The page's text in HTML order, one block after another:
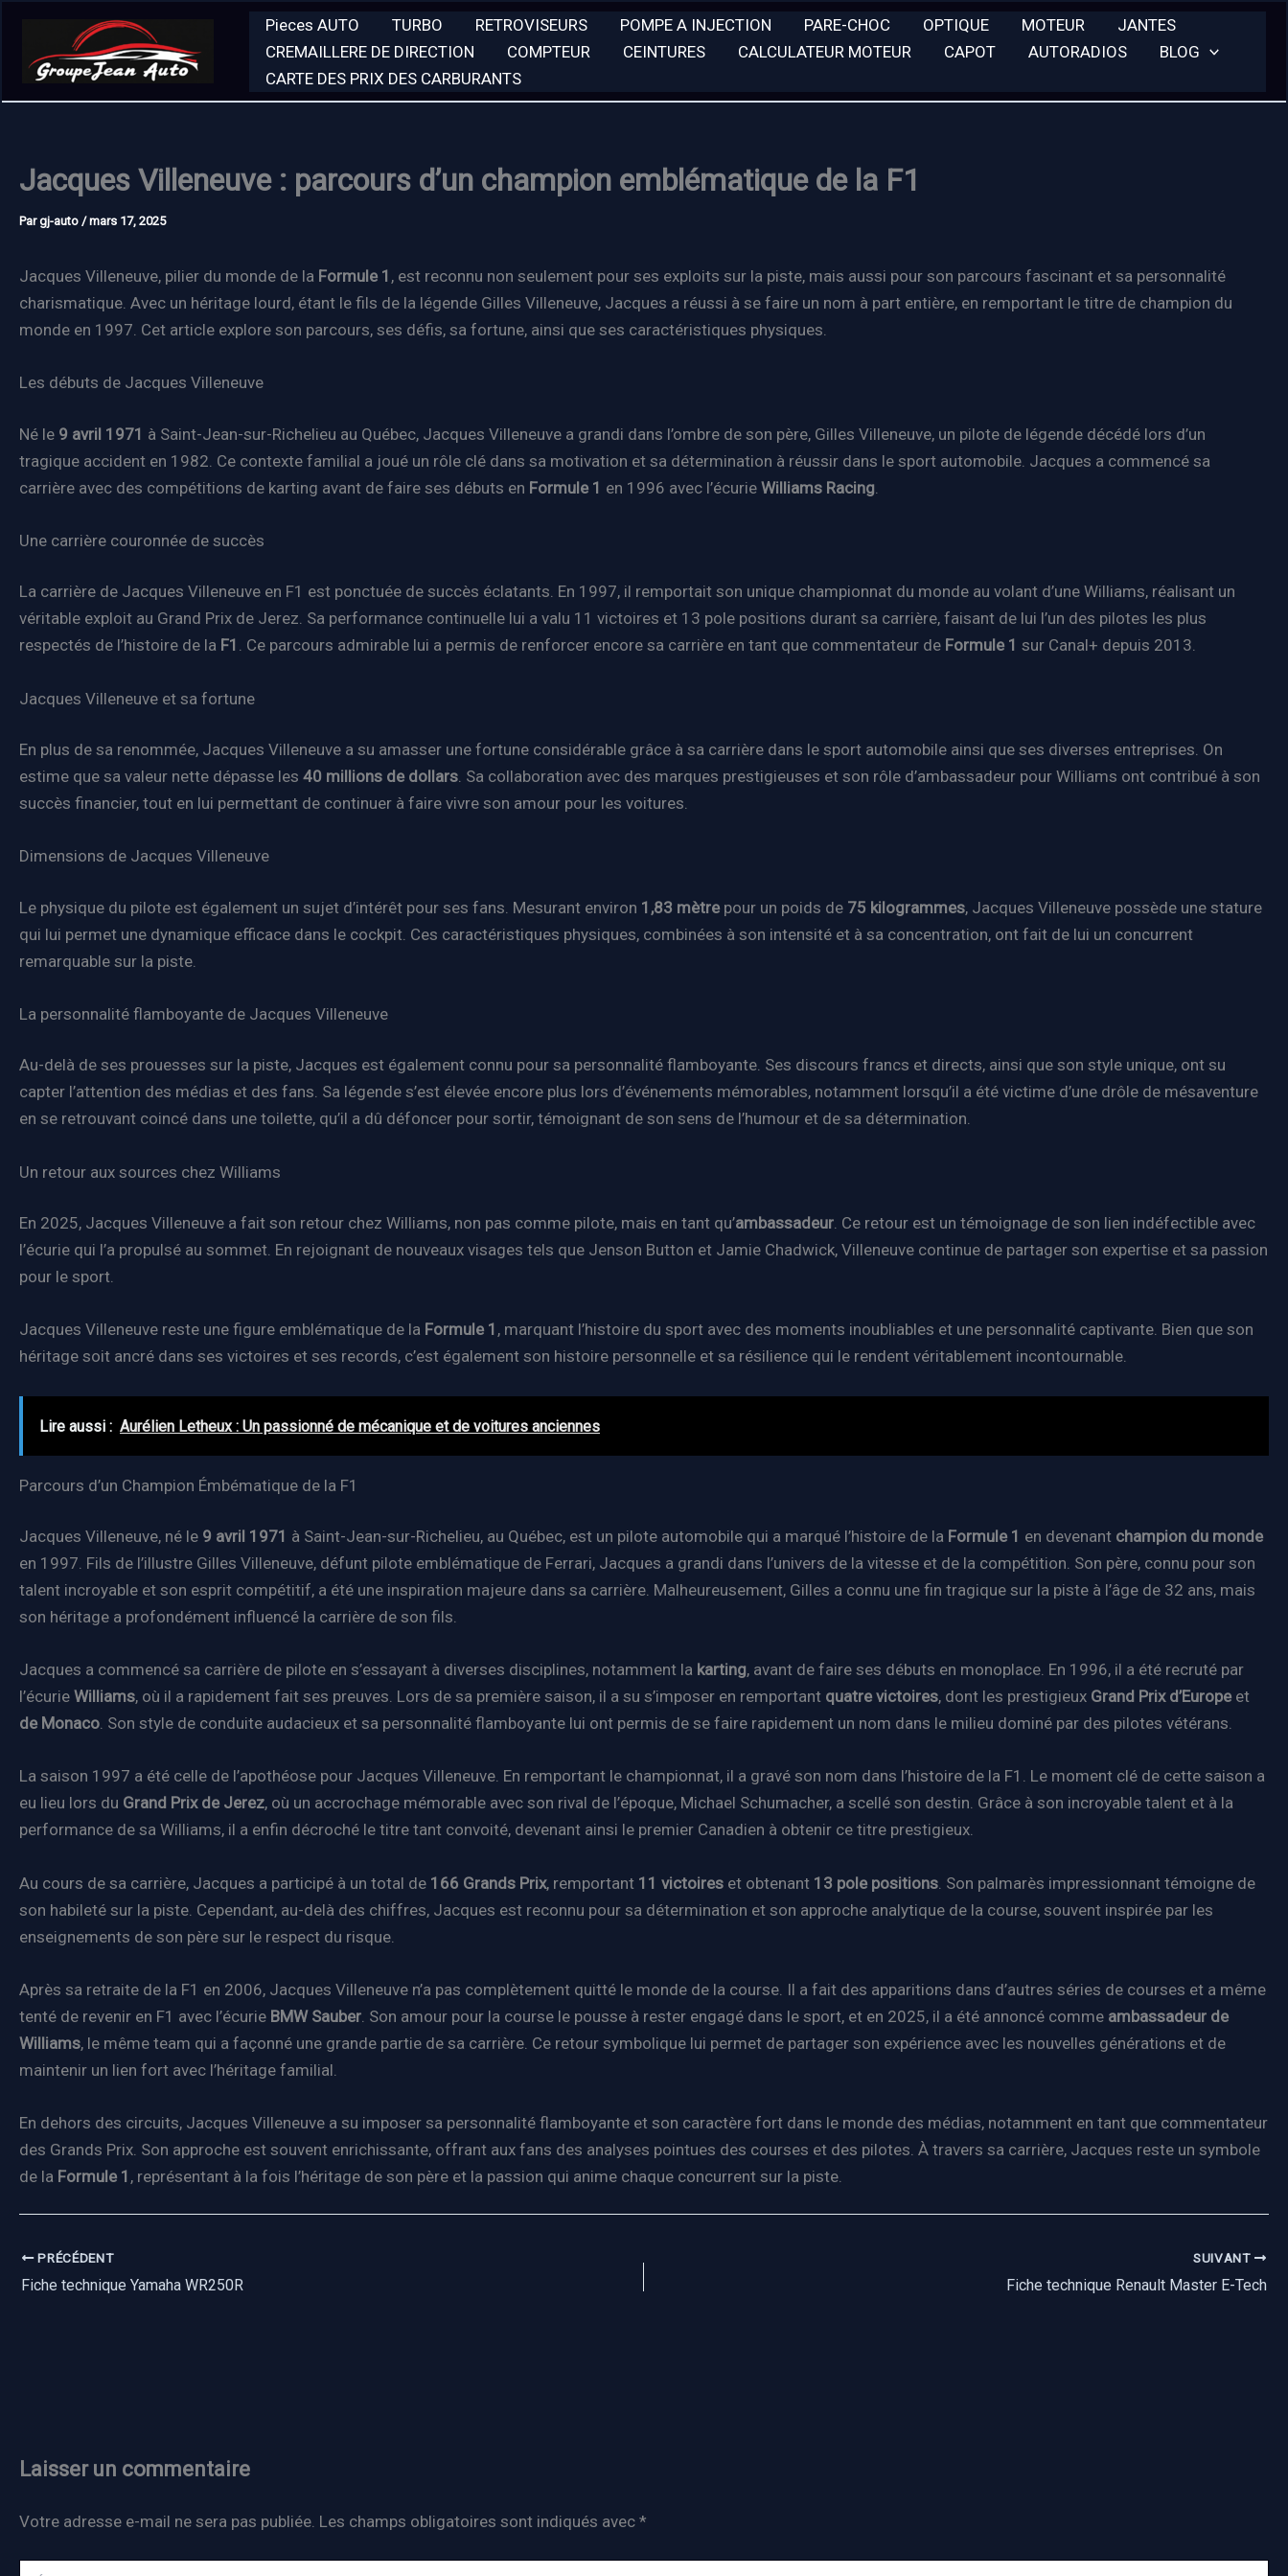
contenu
Pieces AUTO TURBO RETROVISEURS POMPE A INJECTION PARE-CHOC OPTIQUE MOTEUR
JANTES
CREMAILLERE DE DIRECTION
COMPTEUR CEINTURES CALCULATEUR MOTEUR CAPOT AUTORADIOS
BLOG
CARTE DES PRIX DES CARBURANTS
Jacques Villeneuve : parcours d’un champion emblématique de la F1
Pargj-auto /mars 17, 2025
Jacques Villeneuve, pilier du monde de la Formule 1 , est reconnu non seulement pour ses exploits sur la piste, mais aussi pour son parcours fascinant et sa personnalité
charismatique. Avec un héritage lourd, étant le fils de la légende Gilles Villeneuve, Jacques a réussi à se faire un nom à part entière, en remportant le titre de champion du
monde en 1997. Cet article explore son parcours, ses défis, sa fortune, ainsi que ses caractéristiques physiques.
Les débuts de Jacques Villeneuve
Né le 9 avril 1971 à Saint-Jean-sur-Richelieu au Québec, Jacques Villeneuve a grandi dans l’ombre de son père, Gilles Villeneuve, un pilote de légende décédé lors d’un
tragique accident en 1982. Ce contexte familial a joué un rôle clé dans sa motivation et sa détermination à réussir dans le sport automobile. Jacques a commencé sa
carrière avec des compétitions de karting avant de faire ses débuts en Formule 1 en 1996 avec l’écurie Williams Racing
Une carrière couronnée de succès
La carrière de Jacques Villeneuve en F1 est ponctuée de succès éclatants. En 1997, il remportait son unique championnat du monde au volant d’une Williams, réalisant un
véritable exploit au Grand Prix de Jerez. Sa performance continuelle lui a valu 11 victoires et 13 pole positions durant sa carrière, faisant de lui l’un des pilotes les plus
respectés de l’histoire de la F1 . Ce parcours admirable lui a permis de renforcer encore sa carrière en tant que commentateur de Formule 1 sur Canal+ depuis 2013.
Jacques Villeneuve et sa fortune
En plus de sa renommée, Jacques Villeneuve a su amasser une fortune considérable grâce à sa carrière dans le sport automobile ainsi que ses diverses entreprises. On
estime que sa valeur nette dépasse les 40 millions de dollars. Sa collaboration avec des marques prestigieuses et son rôle d’ambassadeur pour Williams ont contribué à son
succès financier, tout en lui permettant de continuer à faire vivre son amour pour les voitures.
Dimensions de Jacques Villeneuve
Le physique du pilote est également un sujet d’intérêt pour ses fans. Mesurant environ 1,83 mètrepour un poids de 75 kilogrammes, Jacques Villeneuve possède une stature
qui lui permet une dynamique efficace dans le cockpit. Ces caractéristiques physiques, combinées à son intensité et à sa concentration, ont fait de lui un concurrent
remarquable sur la piste.
La personnalité flamboyante de Jacques Villeneuve
Au-delà de ses prouesses sur la piste, Jacques est également connu pour sa personnalité flamboyante. Ses discours francs et directs, ainsi que son style unique, ont su
capter l’attention des médias et des fans. Sa légende s’est élevée encore plus lors d’événements mémorables, notamment lorsqu’il a été victime d’une drôle de mésaventure
en se retrouvant coincé dans une toilette, qu’il a dû défoncer pour sortir, témoignant de son sens de l’humour et de sa détermination.
Un retour aux sources chez Williams
En 2025, Jacques Villeneuve a fait son retour chez Williams, non pas comme pilote, mais en tant qu’ambassadeur. Ce retour est un témoignage de son lien indéfectible avec
l’écurie qui l’a propulsé au sommet. En rejoignant de nouveaux visages tels que Jenson Button et Jamie Chadwick, Villeneuve continue de partager son expertise et sa passion
pour le sport.
Jacques Villeneuve reste une figure emblématique de la Formule 1 , marquant l’histoire du sport avec des moments inoubliables et une personnalité captivante. Bien que son
héritage soit ancré dans ses victoires et ses records, c’est également son histoire personnelle et sa résilience qui le rendent véritablement incontournable.
Lire aussi : Aurélien Letheux : Un passionné de mécanique et de voitures anciennes
Parcours d’un Champion Émbématique de la F1
Jacques Villeneuve, né le 9 avril 1971 à Saint-Jean-sur-Richelieu, au Québec, est un pilote automobile qui a marqué l’histoire de la Formule 1 en devenant champion du monde
en 1997. Fils de l’illustre Gilles Villeneuve, défunt pilote emblématique de Ferrari, Jacques a grandi dans l’univers de la vitesse et de la compétition. Son père, connu pour son
talent incroyable et son esprit compétitif, a été une inspiration majeure dans sa carrière. Malheureusement, Gilles a connu une fin tragique sur la piste à l’âge de 32 ans, mais
son héritage a profondément influencé la carrière de son fils.
Jacques a commencé sa carrière de pilote en s’essayant à diverses disciplines, notamment la karting, avant de faire ses débuts en monoplace. En 1996, il a été recruté par
l’écurie Williams, où il a rapidement fait ses preuves. Lors de sa première saison, il a su s’imposer en remportant quatre victoires, dont les prestigieux Grand Prix d’Europeet
de Monaco. Son style de conduite audacieux et sa personnalité flamboyante lui ont permis de se faire rapidement un nom dans le milieu dominé par des pilotes vétérans.
La saison 1997 a été celle de l’apothéose pour Jacques Villeneuve. En remportant le championnat, il a gravé son nom dans l’histoire de la F1. Le moment clé de cette saison a
eu lieu lors du Grand Prix de Jerez, où un accrochage mémorable avec son rival de l’époque, Michael Schumacher, a scellé son destin. Grâce à son incroyable talent et à la
performance de sa Williams, il a enfin décroché le titre tant convoité, devenant ainsi le premier Canadien à obtenir ce titre prestigieux.
Au cours de sa carrière, Jacques a participé à un total de 166 Grands Prix, remportant 11 victoires et obtenant 13 pole positions . Son palmarès impressionnant témoigne de
son habileté sur la piste. Cependant, au-delà des chiffres, Jacques est reconnu pour sa détermination et son approche analytique de la course, souvent inspirée par les
enseignements de son père sur le respect du risque.
Après sa retraite de la F1 en 2006, Jacques Villeneuve n’a pas complètement quitté le monde de la course. Il a fait des apparitions dans d’autres séries de courses et a même
tenté de revenir en F1 avec l’écurie BMW Sauber . Son amour pour la course le pousse à rester engagé dans le sport, et en 2025, il a été annoncé comme ambassadeur de
Williams, le même team qui a façonné une grande partie de sa carrière. Ce retour symbolique lui permet de partager son expérience avec les nouvelles générations et de
maintenir un lien fort avec l’héritage familial.
En dehors des circuits, Jacques Villeneuve a su imposer sa personnalité flamboyante et son caractère fort dans le monde des médias, notamment en tant que commentateur
des Grands Prix. Son approche est souvent enrichissante, offrant aux fans des analyses pointues des courses et des pilotes. À travers sa carrière, Jacques reste un symbole
de la Formule 1 , représentant à la fois l’héritage de son père et la passion qui anime chaque concurrent sur la piste.
PRÉCÉDENT
Fiche technique Yamaha WR250R
SUIVANT
Fiche technique Renault Master E-Tech
Laisser un commentaire
Votre adresse e-mail ne sera pas publiée. Les champs obligatoires sont indiqués avec *